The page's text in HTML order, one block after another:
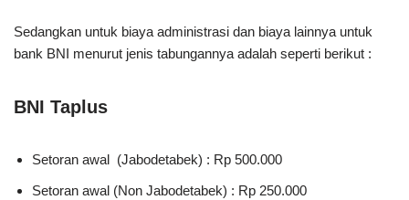
Sedangkan untuk biaya administrasi dan biaya lainnya untuk
bank BNI menurut jenis tabungannya adalah seperti berikut :
BNI Taplus
Setoran awal (Jabodetabek) : Rp 500.000
Setoran awal (Non Jabodetabek) : Rp 250.000